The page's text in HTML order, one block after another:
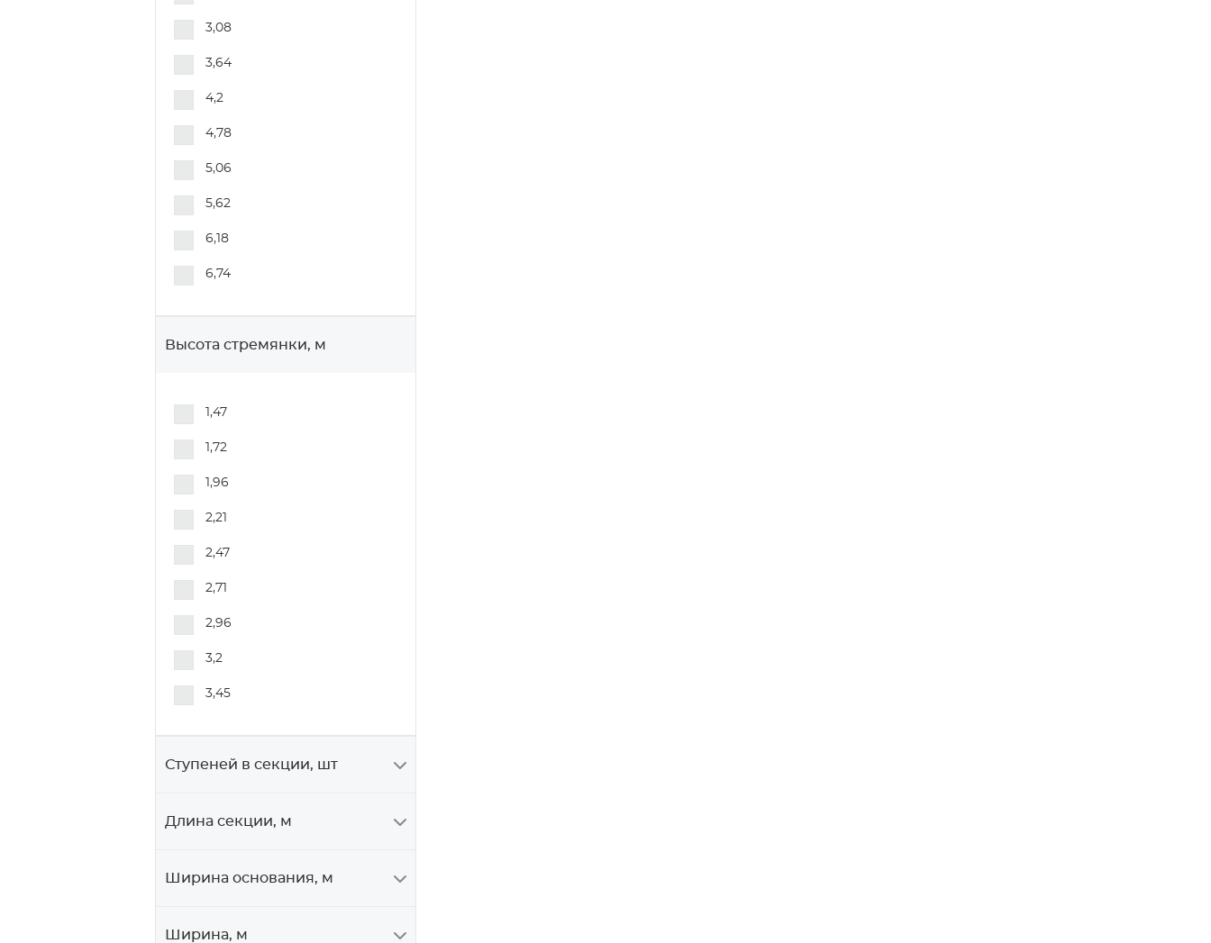
3,08
3,64
4,2
4,78
5,06
5,62
6,18
6,74
Высота стремянки, м
1,47
1,72
1,96
2,21
2,47
2,71
2,96
3,2
3,45
Ступеней в секции, шт
Длина секции, м
Ширина основания, м
Ширина, м